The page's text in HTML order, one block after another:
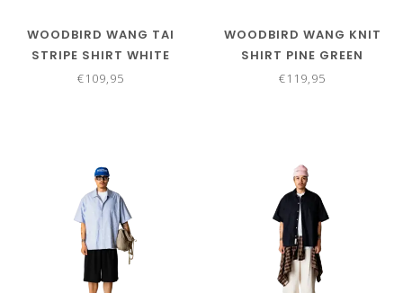
WOODBIRD WANG TAI
STRIPE SHIRT WHITE
STRIPE
€109,95
WOODBIRD WANG KNIT
SHIRT PINE GREEN
€119,95